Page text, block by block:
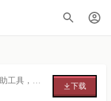
强大的蓝图辅助工具，支持多种蓝图格式
下载